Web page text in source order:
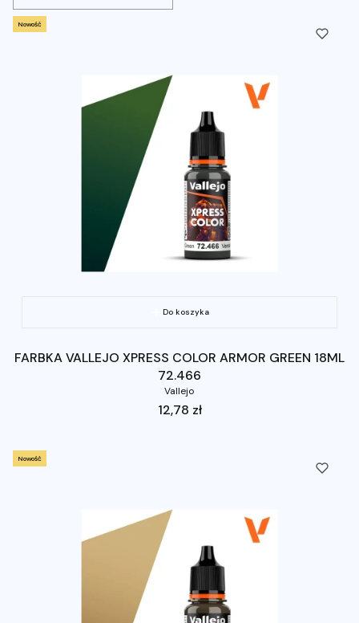
Nowość
Do koszyka
FARBKA VALLEJO XPRESS COLOR ARMOR GREEN 18ML
72.466
Vallejo
Cena
12,78 zł
Nowość